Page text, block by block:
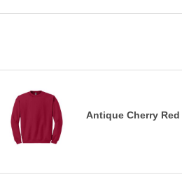
Antique Cherry Red